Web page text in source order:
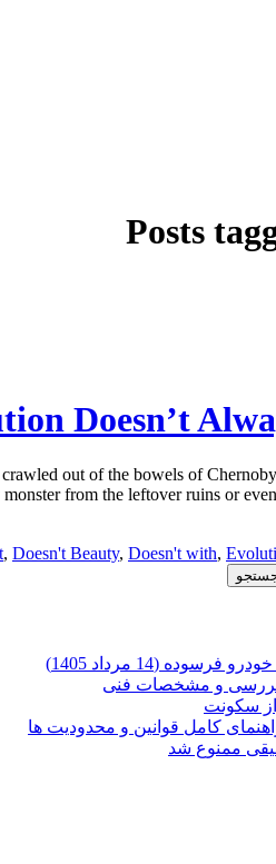
Posts
Doesn’t
out of the bowels of
from the leftover ruins or even
, Doesn't Beauty, Doesn't with,
(14 مرداد 1405)
سکونت
کامل قوانین و محدودیت ها
ممنوع شد